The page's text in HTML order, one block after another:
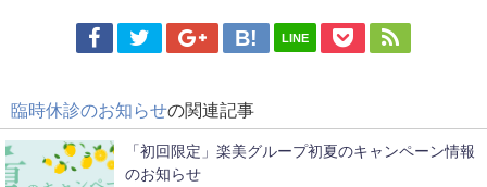
LINE
臨時休診のお知らせの関連記事
「初回限定」楽美グループ初夏のキャンペーン情報
のお知らせ